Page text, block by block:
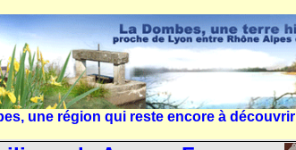
une région qui reste encore à découvrir